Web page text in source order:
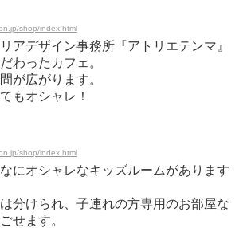
shop/index.html
アデザイン事務所『アトリエテンマ』
わったカフェ。
が広がります。
もオシャレ！
shop/index.html
にオシャレなキッズルームがあります
分けられ、子連れの方専用のお部屋な
せます。